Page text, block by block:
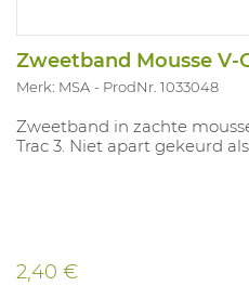
Zweetband Mousse V-
Merk: MSA ProdNr. 1033048
Zweetband in zachte
Trac 3. Niet apart gekeurd als
2,40 €